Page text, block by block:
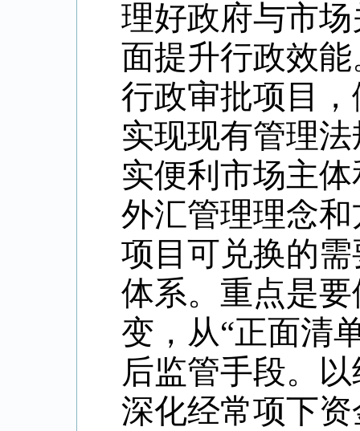
理好政府与市
面提升行政效
行政审批项目
实现现有管理
实便利市场主
外汇管理理念
项目可兑换的
体系。重点是
变，从“正面清
后监管手段。
深化经常项下